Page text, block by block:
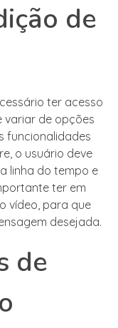
de
ter acesso
variar de opções
funcionalidades
o usuário deve
linha do tempo e
ter em
vídeo, para que
desejada.
de